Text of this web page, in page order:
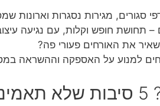
מגירות נסגרות וארונות
תחושת חופש וקלות, עם נגיעה
את האורחים פעורי פה?
למנוע על האספקה וההשראה